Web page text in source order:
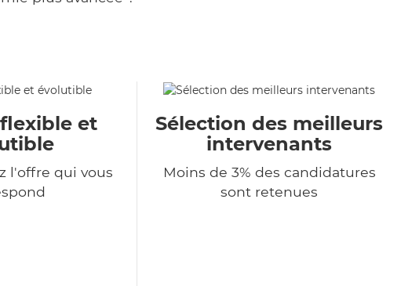
et
l'offre qui vous
Sélection des meilleurs
intervenants
Moins de 3% des candidatures
sont retenues